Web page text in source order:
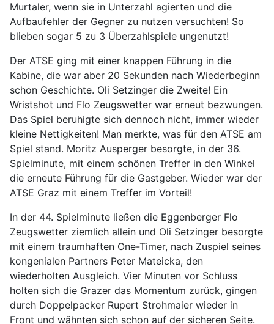
Murtaler, wenn sie in Unterzahl agierten und die
Aufbaufehler der Gegner zu nutzen versuchten! So
blieben sogar 5 zu 3 Überzahlspiele ungenutzt!
Der ATSE ging mit einer knappen Führung in die
Kabine, die war aber 20 Sekunden nach Wiederbeginn
schon Geschichte. Oli Setzinger die Zweite! Ein
Wristshot und Flo Zeugswetter war erneut bezwungen.
Das Spiel beruhigte sich dennoch nicht, immer wieder
kleine Nettigkeiten! Man merkte, was für den ATSE am
Spiel stand. Moritz Ausperger besorgte, in der 36.
Spielminute, mit einem schönen Treffer in den Winkel
die erneute Führung für die Gastgeber. Wieder war der
ATSE Graz mit einem Treffer im Vorteil!
In der 44. Spielminute ließen die Eggenberger Flo
Zeugswetter ziemlich allein und Oli Setzinger besorgte
mit einem traumhaften One-Timer, nach Zuspiel seines
kongenialen Partners Peter Mateicka, den
wiederholten Ausgleich. Vier Minuten vor Schluss
holten sich die Grazer das Momentum zurück, gingen
durch Doppelpacker Rupert Strohmaier wieder in
Front und wähnten sich schon auf der sicheren Seite.